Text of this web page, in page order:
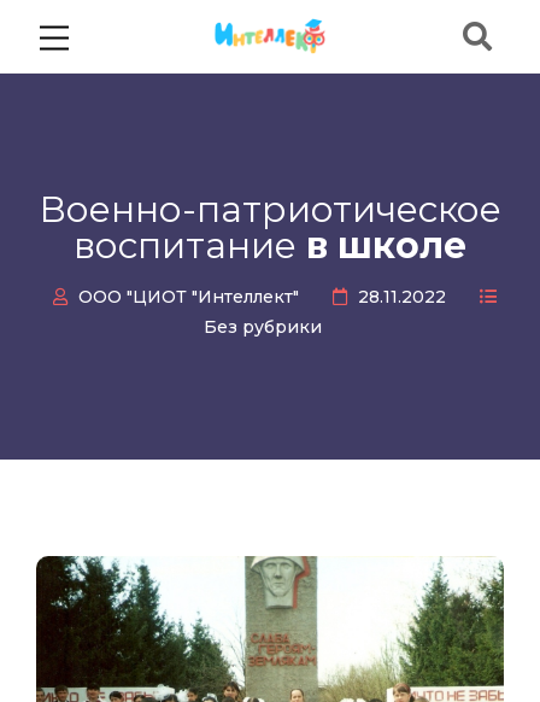
Военно-патриотическое
воспитание в школе
ООО "ЦИОТ "Интеллект"
28.11.2022
Без рубрики